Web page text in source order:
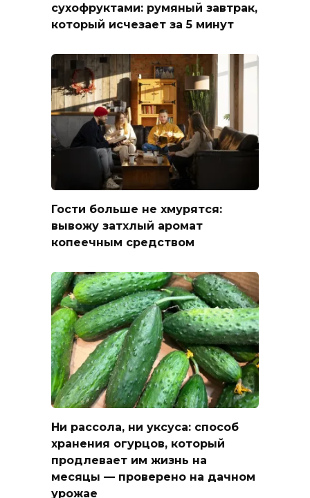
сухофруктами: румяный завтрак,
который исчезает за 5 минут
Гости больше не хмурятся:
вывожу затхлый аромат
копеечным средством
Ни рассола, ни уксуса: способ
хранения огурцов, который
продлевает им жизнь на
месяцы — проверено на дачном
урожае